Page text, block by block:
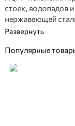
стоек, водопадов
нержавеющей
Популярные